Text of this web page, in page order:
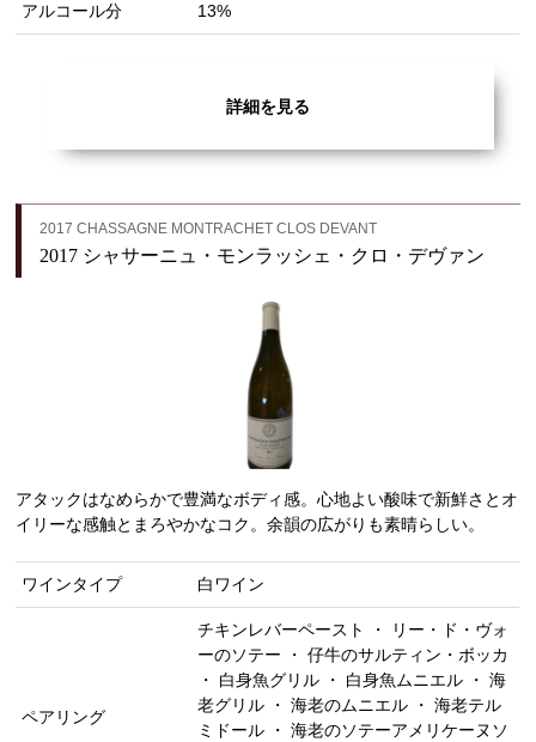
アルコール分 13%
詳細を見る
2017 CHASSAGNE MONTRACHET CLOS DEVANT
2017 シャサーニュ・モンラッシェ・クロ・デヴァン
アタックはなめらかで豊満なボディ感。心地よい酸味で新鮮さとオ
イリーな感触とまろやかなコク。余韻の広がりも素晴らしい。
ワインタイプ 白ワイン
ペアリング
チキンレバーペースト ・ リー・ド・ヴォ
ーのソテー ・ 仔牛のサルティン・ボッカ
・ 白身魚グリル ・ 白身魚ムニエル ・ 海
老グリル ・ 海老のムニエル ・ 海老テル
ミドール ・ 海老のソテーアメリケーヌソ